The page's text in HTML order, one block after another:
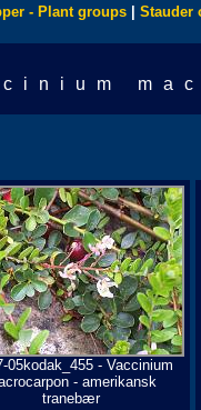
- Plant groups
Stauder
05kodak_455 - Vaccinium
- amerikansk
tranebær